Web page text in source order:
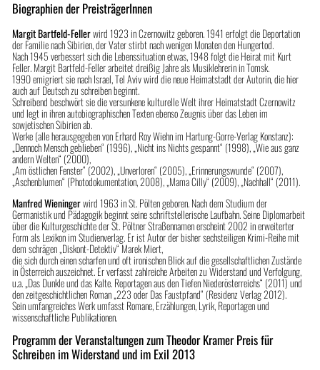
Biographien der PreisträgerInnen
Margit Bartfeld-Fellerwird 1923 in Czernowitz geboren. 1941 erfolgt die Deportation
der Familie nach Sibirien, der Vater stirbt nach wenigen Monaten den Hungertod.
Nach 1945 verbessert sich die Lebenssituation etwas, 1948 folgt die Heirat mit Kurt
Feller. Margit Bartfeld-Feller arbeitet dreißig Jahre als Musiklehrerin in Tomsk.
1990 emigriert sie nach Israel, Tel Aviv wird die neue Heimatstadt der Autorin, die hier
auch auf Deutsch zu schreiben beginnt.
Schreibend beschwört sie die versunkene kulturelle Welt ihrer Heimatstadt Czernowitz
und legt in ihren autobiographischen Texten ebenso Zeugnis über das Leben im
sowjetischen Sibirien ab.
Werke (alle herausgegeben von Erhard Roy Wiehn im Hartung-Gorre-Verlag Konstanz):
„Dennoch Mensch geblieben“ (1996), „Nicht ins Nichts gespannt“ (1998), „Wie aus ganz
andern Welten“ (2000),
„Am östlichen Fenster“ (2002), „Unverloren“ (2005), „Erinnerungswunde“ (2007),
„Aschenblumen“ (Photodokumentation, 2008), „Mama Cilly“ (2009), „Nachhall“ (2011).
Manfred Wieningerwird 1963 in St. Pölten geboren. Nach dem Studium der
Germanistik und Pädagogik beginnt seine schriftstellerische Laufbahn. Seine Diplomarbeit
über die Kulturgeschichte der St. Pöltner Straßennamen erscheint 2002 in erweiterter
Form als Lexikon im Studienverlag. Er ist Autor der bisher sechsteiligen Krimi-Reihe mit
dem schrägen „Diskont-Detektiv“ Marek Miert,
die sich durch einen scharfen und oft ironischen Blick auf die gesellschaftlichen Zustände
in Österreich auszeichnet. Er verfasst zahlreiche Arbeiten zu Widerstand und Verfolgung,
u.a. „Das Dunkle und das Kalte. Reportagen aus den Tiefen Niederösterreichs“ (2011) und
den zeitgeschichtlichen Roman „223 oder Das Faustpfand“ (Residenz Verlag 2012).
Sein umfangreiches Werk umfasst Romane, Erzählungen, Lyrik, Reportagen und
wissenschaftliche Publikationen.
Programm der Veranstaltungen zum Theodor Kramer Preis für
Schreiben im Widerstand und im Exil 2013